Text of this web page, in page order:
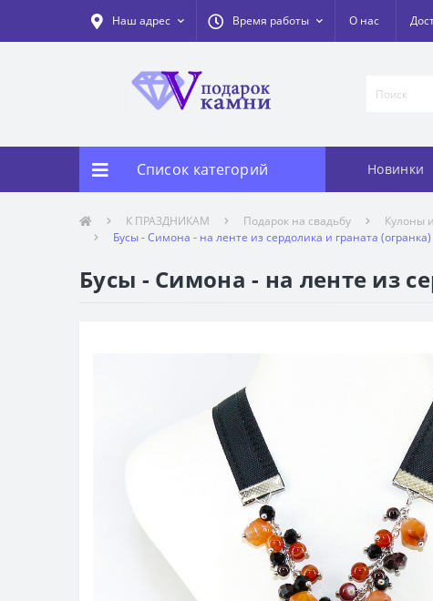
Наш адрес Время работы О нас
Список категорий Новинки
К ПРАЗДНИКАМ Подарок на свадьбу Кулоны
Бусы - Симона - на ленте из сердолика и граната
Бусы - Симона - на ленте из